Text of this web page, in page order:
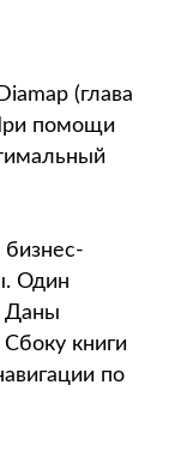
(глава
помощи
Один
Даны
книги
по